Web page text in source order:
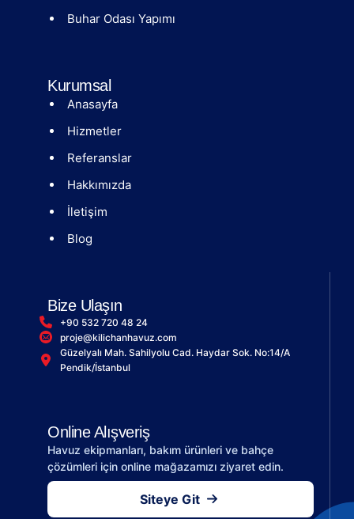
Buhar Odası Yapımı
Kurumsal
Anasayfa
Hizmetler
Referanslar
Hakkımızda
İletişim
Blog
Bize Ulaşın
+90 532 720 48 24
proje@kilichanhavuz.com
Güzelyalı Mah. Sahilyolu Cad. Haydar Sok. No:14/A
Pendik/İstanbul
Online Alışveriş
Havuz ekipmanları, bakım ürünleri ve bahçe
çözümleri için online mağazamızı ziyaret edin.
Siteye Git